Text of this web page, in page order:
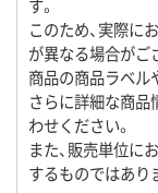
このため、実際に
が異なる場合がご
商品の商品ラベル
さらに詳細な商品
わせください。
また、販売単位に
するものではあり